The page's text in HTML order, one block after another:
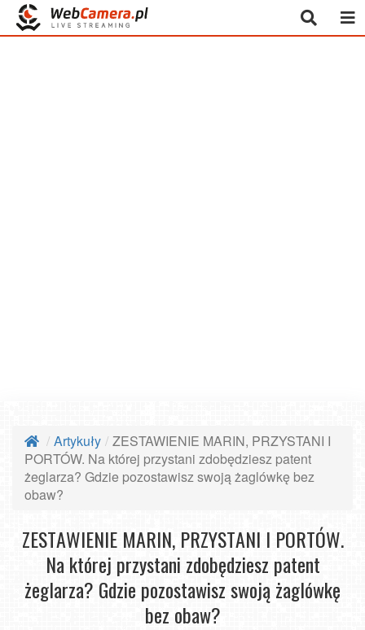
Artykuły
ZESTAWIENIE MARIN, PRZYSTANI I
PORTÓW. Na której przystani zdobędziesz patent
żeglarza? Gdzie pozostawisz swoją żaglówkę bez
obaw?
ZESTAWIENIE MARIN, PRZYSTANI I PORTÓW.
Na której przystani zdobędziesz patent
żeglarza? Gdzie pozostawisz swoją żaglówkę
bez obaw?